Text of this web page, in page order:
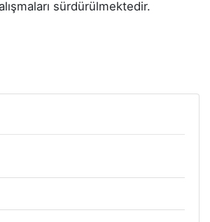
sürdürülmektedir.